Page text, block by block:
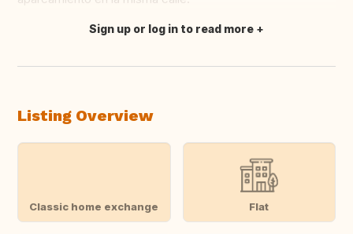
Translate this
Sign up or log in to read more
Listing Overview
Classic home exchange Flat